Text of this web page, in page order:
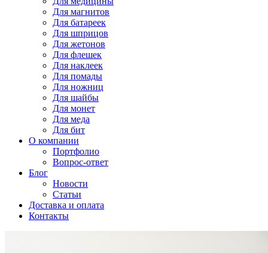
Для магнитов
Для батареек
Для шприцов
Для жетонов
Для флешек
Для наклеек
Для помады
Для ножниц
Для шайбы
Для монет
Для меда
Для бит
О компании
Портфолио
Вопрос-ответ
Блог
Новости
Статьи
Доставка и оплата
Контакты